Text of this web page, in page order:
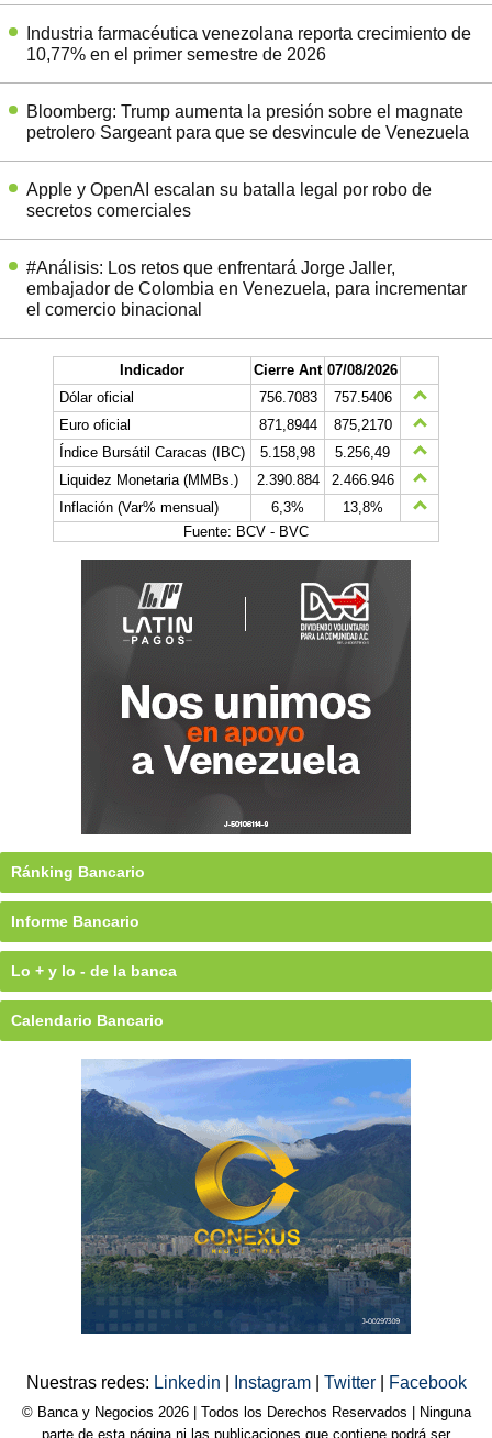
Industria farmacéutica venezolana reporta crecimiento de
10,77% en el primer semestre de 2026
Bloomberg: Trump aumenta la presión sobre el magnate
petrolero Sargeant para que se desvincule de Venezuela
Apple y OpenAI escalan su batalla legal por robo de
secretos comerciales
#Análisis: Los retos que enfrentará Jorge Jaller,
embajador de Colombia en Venezuela, para incrementar
el comercio binacional
Indicador Cierre Ant 07/08/2026
Dólar oficial
756.7083
757.5406
Euro oficial
871,8944
875,2170
Índice Bursátil Caracas (IBC)
5.158,98
5.256,49
Liquidez Monetaria (MMBs.)
2.390.884
2.466.946
Inflación (Var% mensual)
6,3%
13,8%
Fuente: BCV - BVC
Ránking Bancario
Informe Bancario
Lo + y lo - de la banca
Calendario Bancario
Nuestras redes: Linkedin Instagram Twitter Facebook
© Banca y Negocios 2026 | Todos los Derechos Reservados | Ninguna
parte de esta página ni las publicaciones que contiene podrá ser